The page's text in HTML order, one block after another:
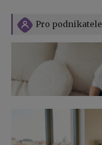
Pro podnikatele